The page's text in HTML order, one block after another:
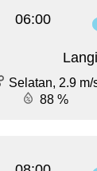
06:00
Selatan, 2.9 m/
88 %